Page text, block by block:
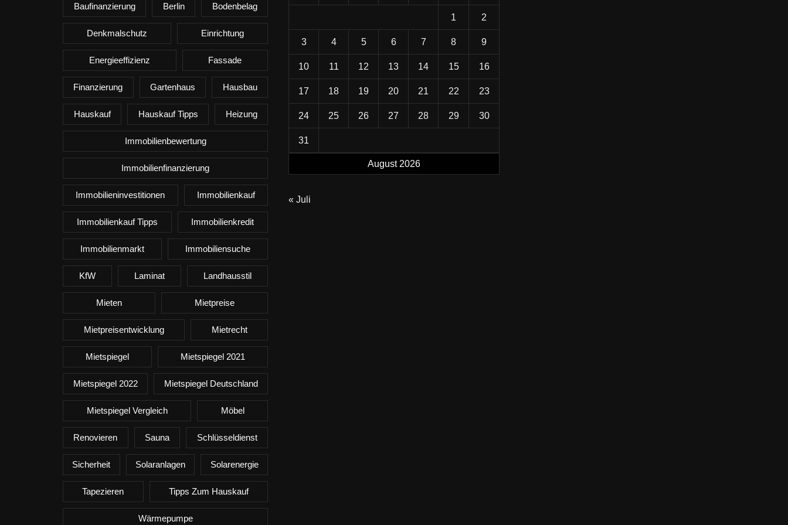
Baufinanzierung Berlin Bodenbelag
Denkmalschutz Einrichtung
Energieeffizienz Fassade
Finanzierung Gartenhaus Hausbau
Hauskauf Hauskauf Tipps Heizung
Immobilienbewertung
Immobilienfinanzierung
Immobilieninvestitionen Immobilienkauf
Immobilienkauf Tipps Immobilienkredit
Immobilienmarkt Immobiliensuche
KfW Laminat Landhausstil
Mieten Mietpreise
Mietpreisentwicklung Mietrecht
Mietspiegel Mietspiegel 2021
Mietspiegel 2022 Mietspiegel Deutschland
Mietspiegel Vergleich Möbel
Renovieren Sauna Schlüsseldienst
Sicherheit Solaranlagen Solarenergie
Tapezieren Tipps Zum Hauskauf
Wärmepumpe
August 2026
1 2
3 4 5 6 7 8 9
10 11 12 13 14 15 16
17 18 19 20 21 22 23
24 25 26 27 28 29 30
31
« Juli